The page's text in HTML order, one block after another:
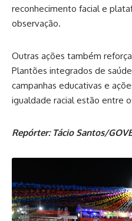
reconhecimento facial e
observação.
Outras ações também
Plantões integrados de
campanhas educativas e
igualdade racial estão entre
Repórter: Tácio Santos/